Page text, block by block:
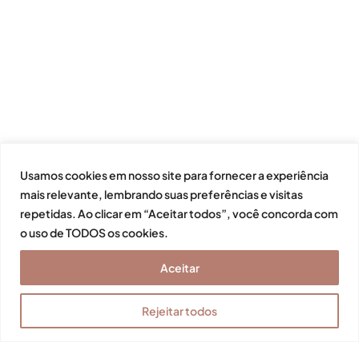
Usamos cookies em nosso site para fornecer a experiência
mais relevante, lembrando suas preferências e visitas
repetidas. Ao clicar em “Aceitar todos”, você concorda com
o uso de TODOS os cookies.
Rejeitar todos
Aceitar